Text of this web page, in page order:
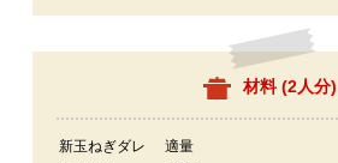
材料 (2人分)
新玉ねぎダレ
適量